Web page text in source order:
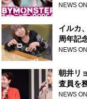
トニッ
NEWS
イルカ
周年記
NEWS
朝井リ
査員を
の特別
NEWS